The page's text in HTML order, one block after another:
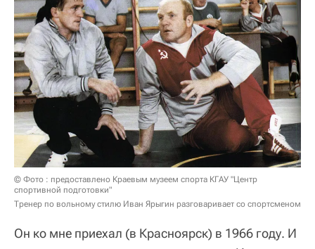
© Фото : предоставлено Краевым музеем спорта КГАУ "Центр
спортивной подготовки"
Тренер по вольному стилю Иван Ярыгин разговаривает со спортсменом
Он ко мне приехал (в Красноярск) в 1966 году. И